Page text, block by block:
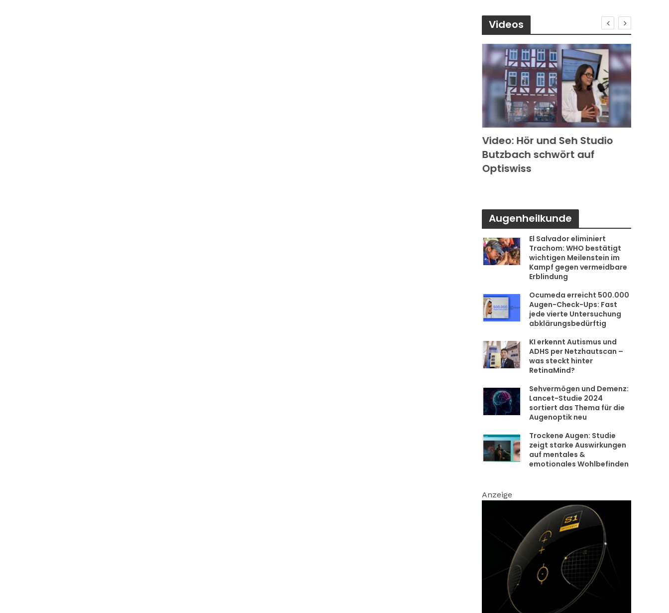
Videos
Video: Hör und Seh Studio
Butzbach schwört auf
Optiswiss
Augenheilkunde
El Salvador eliminiert
Trachom: WHO bestätigt
wichtigen Meilenstein im
Kampf gegen vermeidbare
Erblindung
Ocumeda erreicht 500.000
Augen-Check-Ups: Fast
jede vierte Untersuchung
abklärungsbedürftig
KI erkennt Autismus und
ADHS per Netzhautscan –
was steckt hinter
RetinaMind?
Sehvermögen und Demenz:
Lancet-Studie 2024
sortiert das Thema für die
Augenoptik neu
Trockene Augen: Studie
zeigt starke Auswirkungen
auf mentales &
emotionales Wohlbefinden
Anzeige